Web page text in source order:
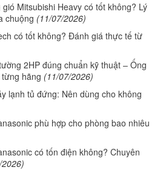
Mitsubishi Heavy có tốt không? Lý
chuộng (11/07/2026)
có tốt không? Đánh giá thực tế từ
2HP đúng chuẩn kỹ thuật – Ống
hãng (11/07/2026)
lạnh tủ đứng: Nên dùng cho không
phù hợp cho phòng bao nhiêu
có tốn điện không? Chuyên